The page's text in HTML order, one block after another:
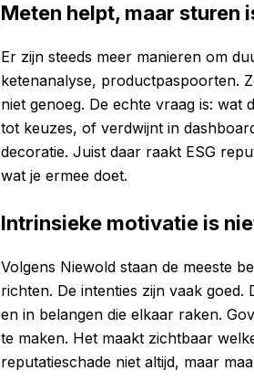
Meten helpt, maar sturen
Er zijn steeds meer manieren om
ketenanalyse, productpaspoorten.
niet genoeg. De echte vraag is: wat
tot keuzes, of verdwijnt in
decoratie. Juist daar raakt ESG
wat je ermee doet.
Intrinsieke motivatie is
Volgens Niewold staan de meeste
richten. De intenties zijn vaak
en in belangen die elkaar raken.
te maken. Het maakt zichtbaar
reputatieschade niet altijd, maar